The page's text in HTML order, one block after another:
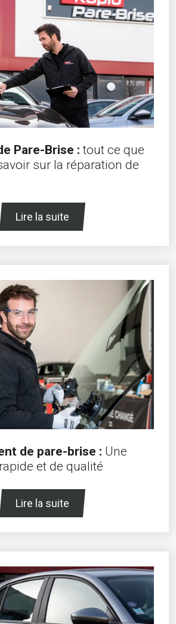
Pare-Brise : tout ce que
sur la réparation de
Lire la suite
de pare-brise : Une
et de qualité
Lire la suite